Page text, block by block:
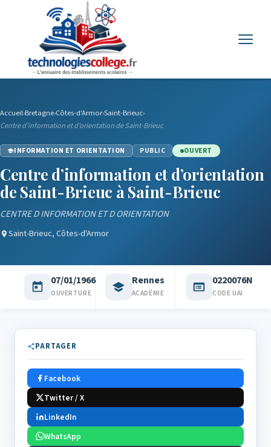
Accueil›Bretagne›Côtes-d'Armor›Saint-Brieuc›
Centre d’information et d’orientation de Saint-Brieuc
INFORMATION ET ORIENTATION PUBLIC OUVERT
Centre d’information et d’orientation
de Saint-Brieuc à Saint-Brieuc
CENTRE D INFORMATION ET D ORIENTATION
Saint-Brieuc, Côtes-d'Armor
07/01/1966
OUVERTURE
Rennes
ACADÉMIE
0220076N
CODE UAI
PARTAGER
Facebook
Twitter / X
LinkedIn
WhatsApp